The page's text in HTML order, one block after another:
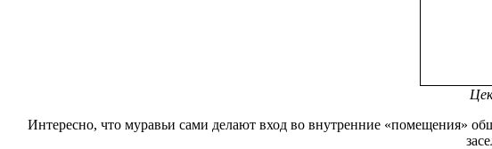
Интересно, что муравьи сами делают вход во внутренние «помещения»